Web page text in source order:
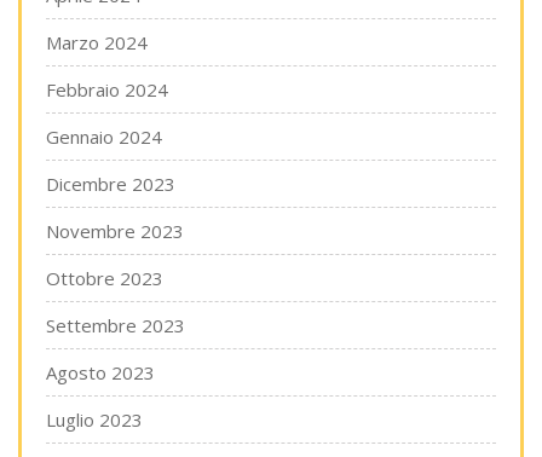
Marzo 2024
Febbraio 2024
Gennaio 2024
Dicembre 2023
Novembre 2023
Ottobre 2023
Settembre 2023
Agosto 2023
Luglio 2023